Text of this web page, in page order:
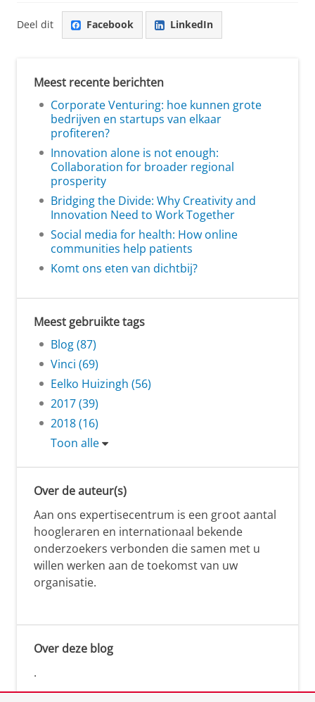
Deel dit Facebook LinkedIn
Meest recente berichten
Corporate Venturing: hoe kunnen grote
bedrijven en startups van elkaar
profiteren?
Innovation alone is not enough:
Collaboration for broader regional
prosperity
Bridging the Divide: Why Creativity and
Innovation Need to Work Together
Social media for health: How online
communities help patients
Komt ons eten van dichtbij?
Meest gebruikte tags
Blog (87)
Vinci (69)
Eelko Huizingh (56)
2017 (39)
2018 (16)
Toon alle
Over de auteur(s)
Aan ons expertisecentrum is een groot aantal
hoogleraren en internationaal bekende
onderzoekers verbonden die samen met u
willen werken aan de toekomst van uw
organisatie.
Over deze blog
.